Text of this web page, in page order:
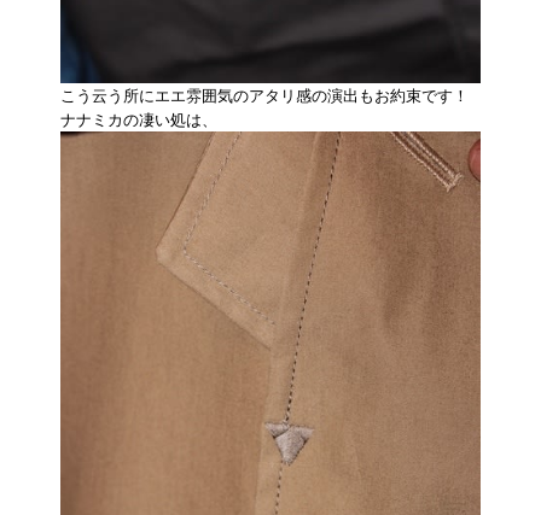
こう云う所にエエ雰囲気のアタリ感の演出もお約束です！
ナナミカの凄い処は、